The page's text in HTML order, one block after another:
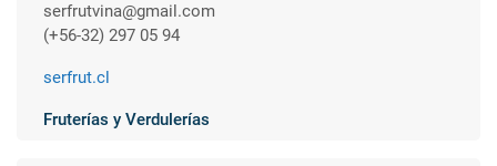
serfrutvina@gmail.com
(+56-32) 297 05 94
serfrut.cl
Fruterías y Verdulerías